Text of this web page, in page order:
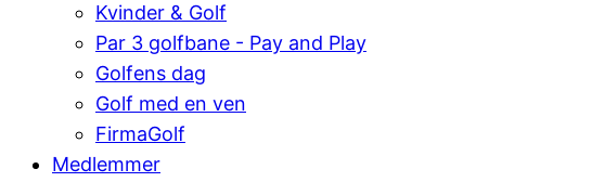
Kvinder & Golf
Par 3 golfbane - Pay and Play
Golfens dag
Golf med en ven
FirmaGolf
Medlemmer